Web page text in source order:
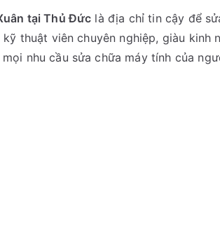
tại Thủ Đức là địa chỉ tin cậy để
thuật viên chuyên nghiệp, giàu kinh
nhu cầu sửa chữa máy tính của